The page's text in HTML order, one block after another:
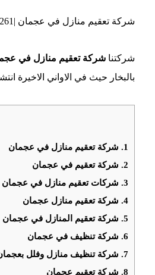
شركة تعقيم منازل في عجمان |0507036261|ماكينة التعقيم بالبخار
شركتنا شركة تعقيم منازل في
بالبخار حيث في الاواني الاخيرة
1. شركة تعقيم منازل في عجمان
2. شركة تعقيم في عجمان
3. شركات تعقيم منازل في عجمان
4. شركة تعقيم منازل عجمان
5. شركة تعقيم المنازل في عجمان
6. شركة تنظيف في عجمان
7. شركة تنظيف منازل وفلل
8. شركة تعقيم عجمان